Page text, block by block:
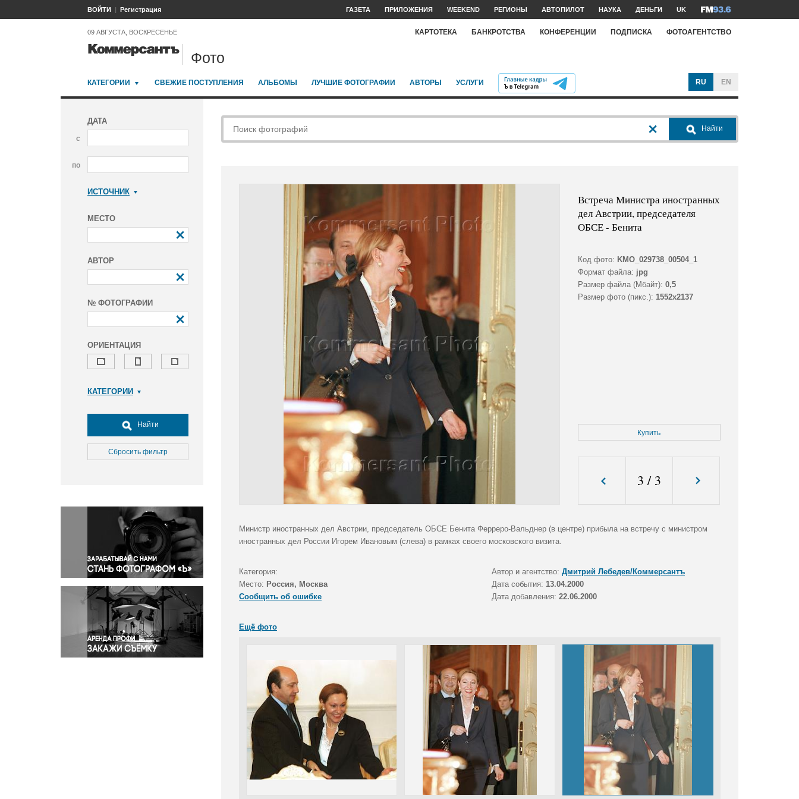
ВОЙТИ Регистрация ГАЗЕТА ПРИЛОЖЕНИЯ WEEKEND РЕГИОНЫ АВТОПИЛОТ НАУКА ДЕНЬГИ UK
09 АВГУСТА, ВОСКРЕСЕНЬЕ КАРТОТЕКА БАНКРОТСТВА КОНФЕРЕНЦИИ ПОДПИСКА ФОТОАГЕНТСТВО
Фото
КАТЕГОРИИ СВЕЖИЕ ПОСТУПЛЕНИЯ АЛЬБОМЫ ЛУЧШИЕ ФОТОГРАФИИ АВТОРЫ УСЛУГИ RU EN
ДАТА
с
по
ИСТОЧНИК
МЕСТО
АВТОР
№ ФОТОГРАФИИ
ОРИЕНТАЦИЯ
КАТЕГОРИИ
Досуг, туризм и отдых
Культура
Медицина
Окружающая среда
Политика
Правосудие
Происшествия и конфликты
Религия
Светская жизнь
Спорт
Экология
Экономика и бизнес
Найти
Сбросить фильтр
Найти
Встреча Министра иностранных
дел Австрии, председателя
ОБСЕ - Бенита
Код фото: KMO_029738_00504_1
Формат файла: jpg
Размер файла (Мбайт): 0,5
Размер фото (пикс.): 1552x2137
Купить
3 / 3
Министр иностранных дел Австрии, председатель ОБСЕ Бенита Ферреро-Вальднер (в центре) прибыла на встречу с министром
иностранных дел России Игорем Ивановым (слева) в рамках своего московского визита.
Категория: Автор и агентство: Дмитрий Лебедев/Коммерсантъ
Место: Россия, Москва Дата события: 13.04.2000
Сообщить об ошибке
Дата добавления: 22.06.2000
Ещё фото